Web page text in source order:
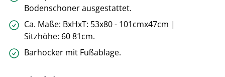
Bodenschoner ausgestattet.
Ca. Maße: BxHxT: 53x80 - 101cmx47cm |
Sitzhöhe: 60 81cm.
Barhocker mit Fußablage.